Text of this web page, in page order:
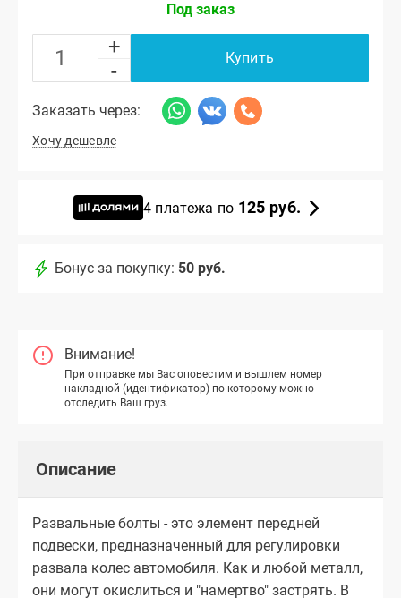
Под заказ
+
-
Купить
Заказать через:
Хочу дешевле
4 платежа по 125 руб.
Бонус за покупку: 50 руб.
Внимание!
При отправке мы Вас оповестим и вышлем номер
накладной (идентификатор) по которому можно
отследить Ваш груз.
Описание
Развальные болты - это элемент передней
подвески, предназначенный для регулировки
развала колес автомобиля. Как и любой металл,
они могут окислиться и "намертво" застрять. В